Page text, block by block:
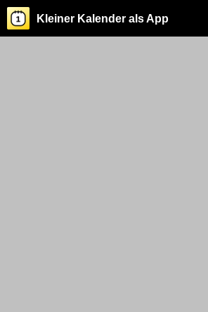
Kleiner Kalender als App